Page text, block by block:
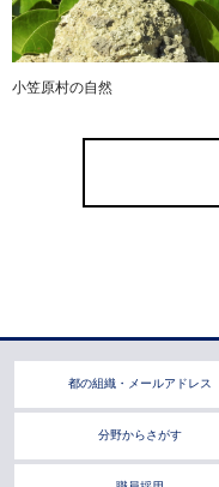
小笠原村の自然
都の組織・メールアドレス
分野からさがす